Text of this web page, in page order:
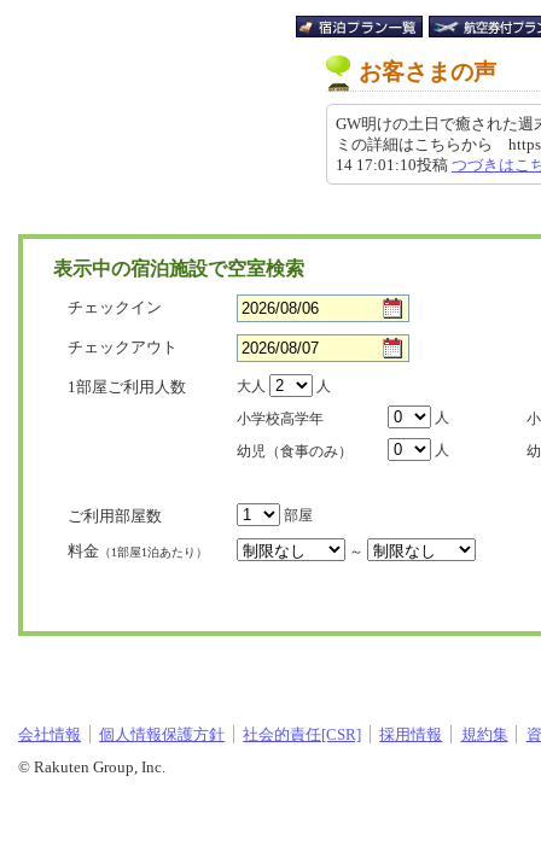
お客さまの声
GW明けの土日で癒された週
ミの詳細はこちらから
14 17:01:10投稿 つづきはこ
表示中の宿泊施設で空室検索
チェックイン
チェックアウト
1部屋ご利用人数 大人
人
小学校高学年
人
幼児（食事のみ）
人
ご利用部屋数 部屋
料金 （1部屋1泊あたり） ～
会社情報 個人情報保護方針 社会的責任[CSR] 採用情報 規約集
© Rakuten Group, Inc.